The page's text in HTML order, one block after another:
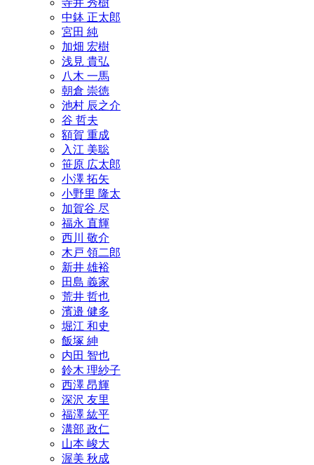
寺井 秀樹
中鉢 正太郎
宮田 純
加畑 宏樹
浅見 貴弘
八木 一馬
朝倉 崇徳
池村 辰之介
谷 哲夫
額賀 重成
入江 美聡
笹原 広太郎
小澤 拓矢
小野里 隆太
加賀谷 尽
福永 直輝
西川 敬介
木戸 領二郎
新井 雄裕
田島 義家
荒井 哲也
濱邉 健多
堀江 和史
飯塚 紳
内田 智也
鈴木 理紗子
西澤 昂輝
深沢 友里
福澤 紘平
溝部 政仁
山本 峻大
渥美 秋成